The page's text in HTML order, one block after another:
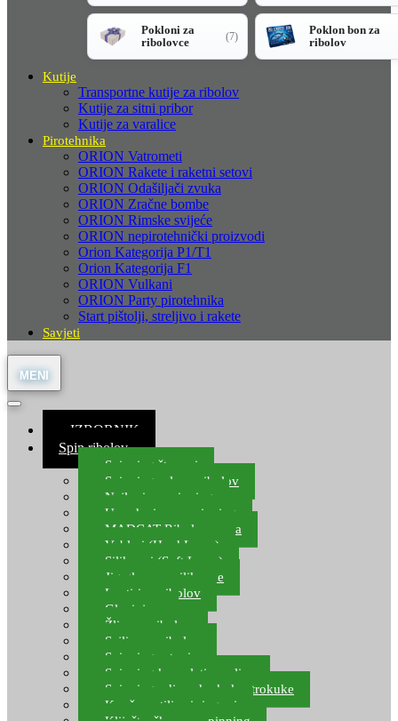
Pokloni za
ribolovce
(7)
Poklon bon za
ribolov
Kutije
Transportne kutije za ribolov
Kutije za sitni pribor
Kutije za varalice
Pirotehnika
ORION Vatrometi
ORION Rakete i raketni setovi
ORION Odašiljači zvuka
ORION Zračne bombe
ORION Rimske svijeće
ORION nepirotehnički proizvodi
Orion Kategorija P1/T1
Orion Kategorija F1
ORION Vulkani
ORION Party pirotehnika
Start pištolji, streljivo i rakete
Savjeti
≡ IZBORNIK
Spin ribolov
Spinning štapovi
Spinning role za ribolov
Najloni za spinning
Upredenice za spinning
MADCAT Ribolov soma
Vobleri (Hard Lures)
Silikonci (Soft Lures)
Jig glave za silikonce
Leptiri za ribolov
Glavinjare
Žlice za ribolov
Sajlice za ribolov
Spinning setovi
Spinning kompleti varalica
Spinning udice, dvokuke, trokuke
Kopče, vrtilice i ringovi